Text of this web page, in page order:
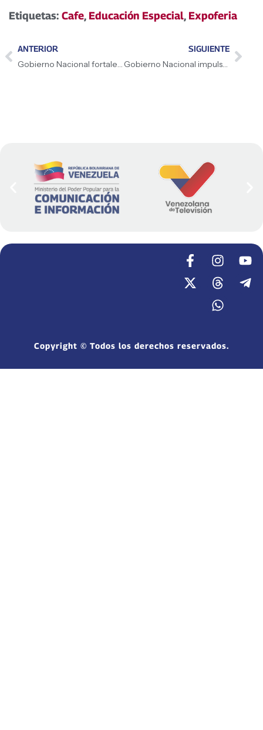
Etiquetas: Cafe, Educación Especial, Expoferia
ANTERIOR
Gobierno Nacional fortalece el programa Semilleros Científicos
SIGUIENTE
Gobierno Nacional impulsa producción pesquera en el primer cuatrimestre de 2026
Copyright © Todos los derechos reservados.